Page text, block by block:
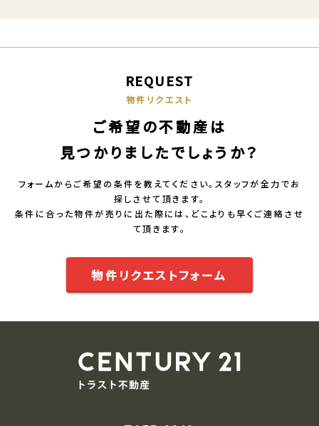
REQUEST
物件リクエスト
ご希望の不動産は
見つかりましたでしょうか？
フォームからご希望の条件を教えてください。スタッフが全力でお
探しさせて頂きます。
条件に合った物件が売りに出た際には、どこよりも早くご連絡させ
て頂きます。
物件リクエストフォーム